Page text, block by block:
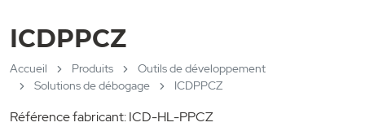
ICDPPCZ
Accueil Produits
Outils de développement
Solutions de débogage
ICDPPCZ
Référence fabricant: ICD-HL-PPCZ